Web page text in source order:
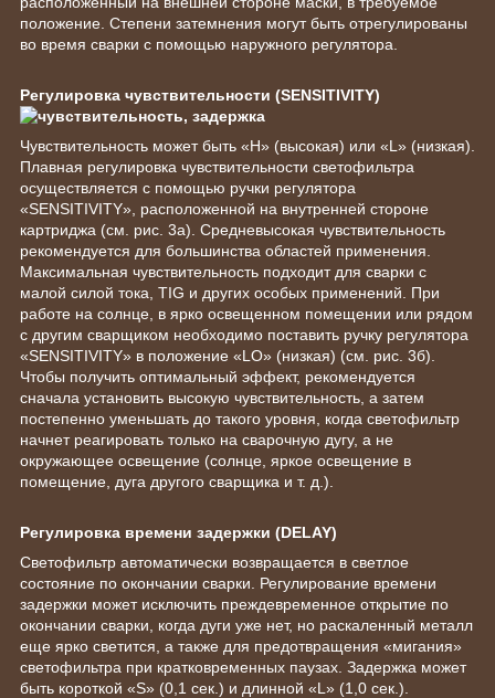
положение. Степени затемнения могут быть отрегулированы
во время сварки с помощью наружного регулятора.
Регулировка чувствительности (SENSITIVITY)
Чувствительность может быть «H» (высокая) или «L» (низкая).
Плавная регулировка чувствительности светофильтра
осуществляется с помощью ручки регулятора
«SENSITIVITY», расположенной на внутренней стороне
картриджа (см. рис. 3а). Средневысокая чувствительность
рекомендуется для большинства областей применения.
Максимальная чувствительность подходит для сварки с
малой силой тока, TIG и других особых применений. При
работе на солнце, в ярко освещенном помещении или рядом
с другим сварщиком необходимо поставить ручку регулятора
«SENSITIVITY» в положение «LO» (низкая) (см. рис. 3б).
Чтобы получить оптимальный эффект, рекомендуется
сначала установить высокую чувствительность, а затем
постепенно уменьшать до такого уровня, когда светофильтр
начнет реагировать только на сварочную дугу, а не
окружающее освещение (солнце, яркое освещение в
помещение, дуга другого сварщика и т. д.).
Регулировка времени задержки (DELAY)
Светофильтр автоматически возвращается в светлое
состояние по окончании сварки. Регулирование времени
задержки может исключить преждевременное открытие по
окончании сварки, когда дуги уже нет, но раскаленный металл
еще ярко светится, а также для предотвращения «мигания»
светофильтра при кратковременных паузах. Задержка может
быть короткой «S» (0,1 сек.) и длинной «L» (1,0 сек.).